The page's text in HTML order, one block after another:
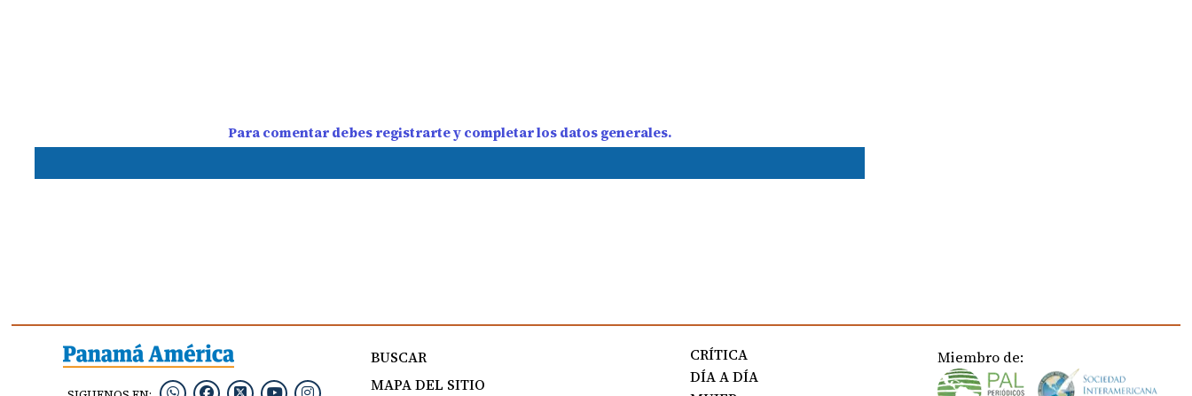
Para comentar debes registrarte y completar los datos generales.
BUSCAR
MAPA DEL SITIO
CRÍTICA
DÍA A DÍA
Miembro de: